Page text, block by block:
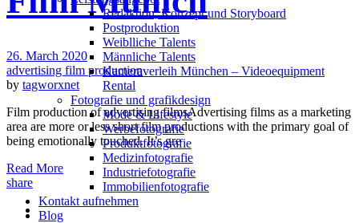
Redak­ti­on, Kon­zept und Storyboard
Post­pro­duk­ti­on
Weiblliche Talents
Männliche Talents
Kameraverleih München – Videoequipment
Rental
Fotografie und grafikdesign
Mode & Lifestyle
Werbefotografie
Produktfotografie
Medizinfotografie
Industriefotografie
Immobilienfotografie
Kontakt aufnehmen
Blog
26. March 2020
advertising film production
by tagworxnet
Film production of advertising filmsAdvertising films as a marketing
area are more or less short film productions with the primary goal of
being emotionally touched. It’s gre
Read More
share